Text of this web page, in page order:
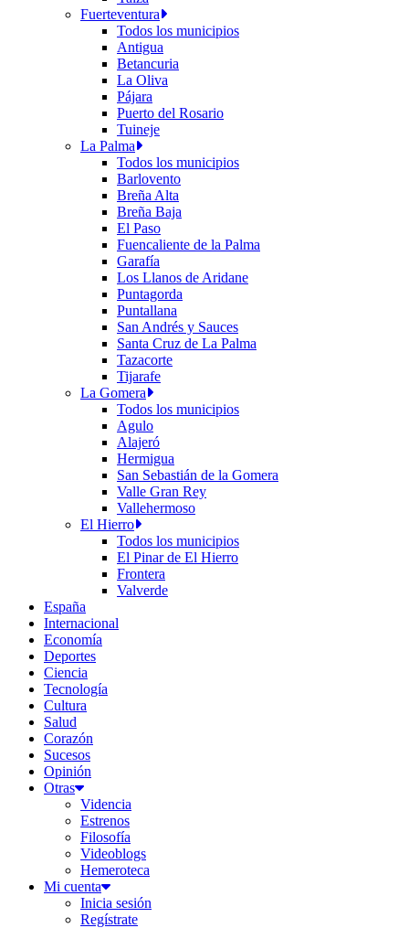
Fuerteventura
Todos los municipios
Antigua
Betancuria
La Oliva
Pájara
Puerto del Rosario
Tuineje
La Palma
Todos los municipios
Barlovento
Breña Alta
Breña Baja
El Paso
Fuencaliente de la Palma
Garafía
Los Llanos de Aridane
Puntagorda
Puntallana
San Andrés y Sauces
Santa Cruz de La Palma
Tazacorte
Tijarafe
La Gomera
Todos los municipios
Agulo
Alajeró
Hermigua
San Sebastián de la Gomera
Valle Gran Rey
Vallehermoso
El Hierro
Todos los municipios
El Pinar de El Hierro
Frontera
Valverde
España
Internacional
Economía
Deportes
Ciencia
Tecnología
Cultura
Salud
Corazón
Sucesos
Opinión
Otras
Videncia
Estrenos
Filosofía
Videoblogs
Hemeroteca
Mi cuenta
Inicia sesión
Regístrate